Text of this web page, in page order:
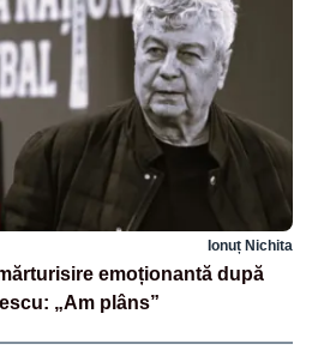
Ionuț Nichita
emoționantă după
„Am plâns”